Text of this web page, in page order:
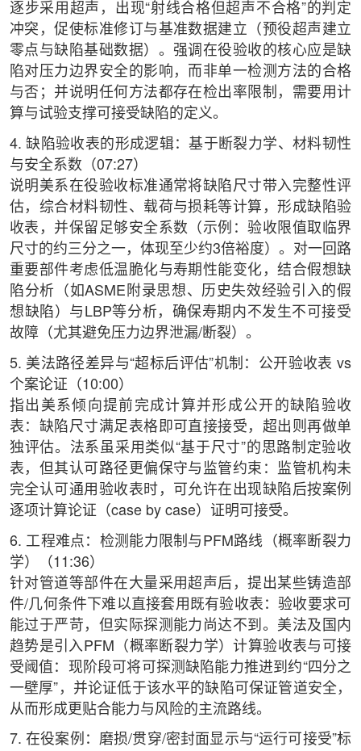
逐步采用超声，出现“射线合格但超声不合格”的判定
冲突，促使标准修订与基准数据建立（预役超声建立
零点与缺陷基础数据）。强调在役验收的核心应是缺
陷对压力边界安全的影响，而非单一检测方法的合格
与否；并说明任何方法都存在检出率限制，需要用计
算与试验支撑可接受缺陷的定义。
4. 缺陷验收表的形成逻辑：基于断裂力学、材料韧性
与安全系数（07:27）
说明美系在役验收标准通常将缺陷尺寸带入完整性评
估，综合材料韧性、载荷与损耗等计算，形成缺陷验
收表，并保留足够安全系数（示例：验收限值取临界
尺寸的约三分之一，体现至少约3倍裕度）。对一回路
重要部件考虑低温脆化与寿期性能变化，结合假想缺
陷分析（如ASME附录思想、历史失效经验引入的假
想缺陷）与LBP等分析，确保寿期内不发生不可接受
故障（尤其避免压力边界泄漏/断裂）。
5. 美法路径差异与“超标后评估”机制：公开验收表 vs
个案论证（10:00）
指出美系倾向提前完成计算并形成公开的缺陷验收
表：缺陷尺寸满足表格即可直接接受，超出则再做单
独评估。法系虽采用类似“基于尺寸”的思路制定验收
表，但其认可路径更偏保守与监管约束：监管机构未
完全认可通用验收表时，可允许在出现缺陷后按案例
逐项计算论证（case by case）证明可接受。
6. 工程难点：检测能力限制与PFM路线（概率断裂力
学）（11:36）
针对管道等部件在大量采用超声后，提出某些铸造部
件/几何条件下难以直接套用既有验收表：验收要求可
能过于严苛，但实际探测能力尚达不到。美法及国内
趋势是引入PFM（概率断裂力学）计算验收表与可接
受阈值：现阶段可将可探测缺陷能力推进到约“四分之
一壁厚”，并论证低于该水平的缺陷可保证管道安全，
从而形成更贴合能力与风险的主流路线。
7. 在役案例：磨损/贯穿/密封面显示与“运行可接受”标